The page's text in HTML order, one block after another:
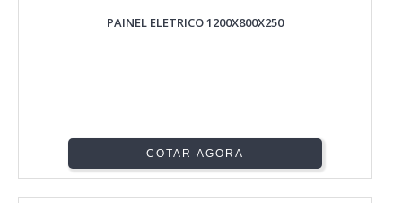
PAINEL ELETRICO 1200X800X250
COTAR AGORA